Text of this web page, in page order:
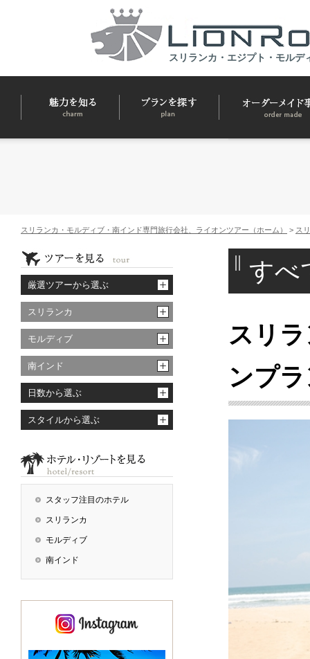
スリランカ・エジプト・モル
スリランカ・モルディブ・南インド専門旅行会社、ライオンツアー（ホーム） > ス
すべ
スリ
ンプ
厳選ツアーから選ぶ
スリランカ
モルディブ
南インド
日数から選ぶ
スタイルから選ぶ
スタッフ注目のホテル
スリランカ
モルディブ
南インド